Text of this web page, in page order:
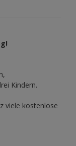
Kindern.
viele kostenlose